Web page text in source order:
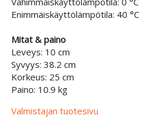
Enimmäiskäyttölämpötila: 40 °C
Mitat & paino
Leveys: 10 cm
Syvyys: 38.2 cm
Korkeus: 25 cm
Paino: 10.9 kg
Valmistajan tuotesivu